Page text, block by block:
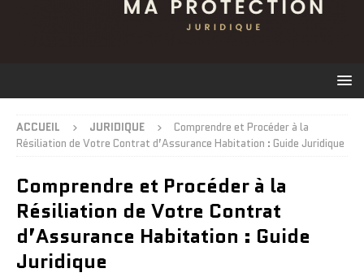
ACCUEIL JURIDIQUE
Comprendre et Procéder à la
Résiliation de Votre Contrat d’Assurance Habitation : Guide Juridique
Comprendre et Procéder à la
Résiliation de Votre Contrat
d’Assurance Habitation : Guide
Juridique